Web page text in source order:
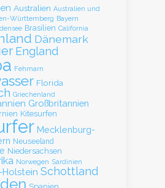
Australien Australien und
Württemberg Bayern
Brasilien California
Dänemark
England
Fehmarn
Florida
Griechenland
Großbritannien
Kitesurfen
Mecklenburg-
Neuseeland
Niedersachsen
Norwegen Sardinien
Schottland